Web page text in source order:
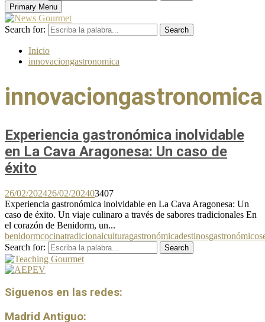
Primary Menu
Search for: Search
Inicio
innovaciongastronomica
innovaciongastronomica
Experiencia gastronómica inolvidable
en La Cava Aragonesa: Un caso de
éxito
26/02/202426/02/202403407
Experiencia gastronómica inolvidable en La Cava Aragonesa: Un
caso de éxito. Un viaje culinaro a través de sabores tradicionales En
el corazón de Benidorm, un...
benidormcocinatradicionalculturagastronómicadestinosgastronómicos
Search for:
Search
Siguenos en las redes:
Madrid Antiguo: